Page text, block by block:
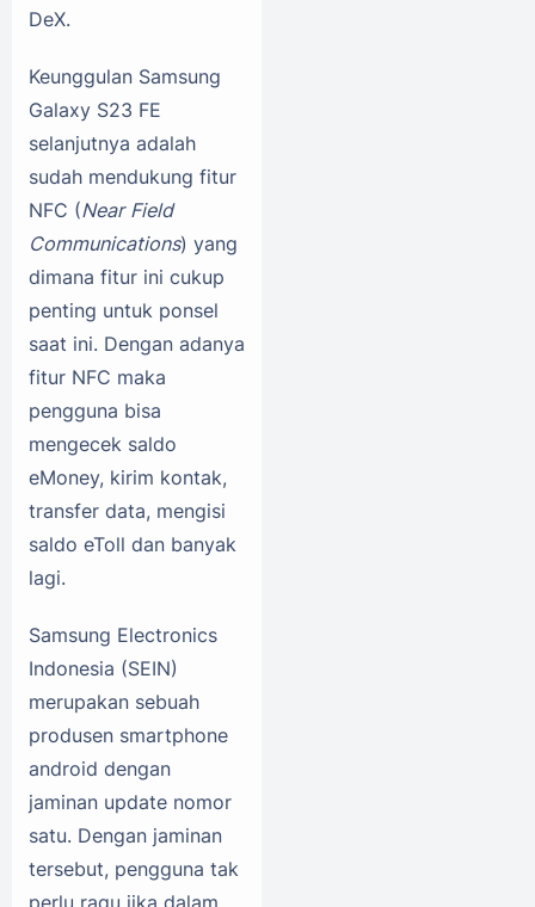
DeX.
Keunggulan Samsung
Galaxy S23 FE
selanjutnya adalah
sudah mendukung fitur
NFC (Near Field
Communications) yang
dimana fitur ini cukup
penting untuk ponsel
saat ini. Dengan adanya
fitur NFC maka
pengguna bisa
mengecek saldo
eMoney, kirim kontak,
transfer data, mengisi
saldo eToll dan banyak
lagi.
Samsung Electronics
Indonesia (SEIN)
merupakan sebuah
produsen smartphone
android dengan
jaminan update nomor
satu. Dengan jaminan
tersebut, pengguna tak